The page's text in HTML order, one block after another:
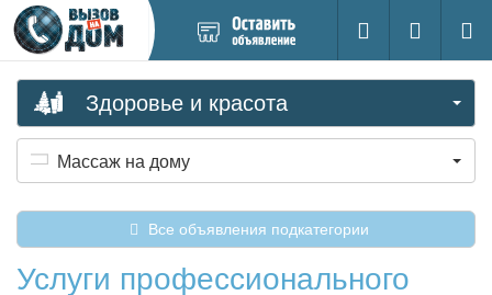
новое
Поиск
Вход на
Здоровье и красота
Массаж на дому
Все объявления подкатегории
Услуги профессионального